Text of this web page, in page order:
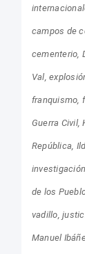
campos de
cementerio
Val
franquismo
Guerra Civil
República
de los
vadillo
Manuel